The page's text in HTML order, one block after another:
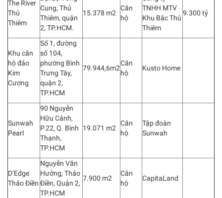
The River
Thủ
Thiêm
Cung, Thủ
Thiêm, quận
2, TP.HCM.
15.378 m2
Căn
hộ
TNHH MTV
Khu Bắc Thủ
Thiêm
9.300 tỷ
Khu căn
hộ đảo
Kim
Cương
Số 1, đường
số 104,
phường Bình
Trưng Tây,
quận 2,
TP.HCM
79.944,6m2
Căn
hộ
Kusto Home
Sunwah
Pearl
90 Nguyễn
Hữu Cảnh,
P.22, Q. Bình
Thạnh,
TP.HCM
19.071 m2
Căn
hộ
Tập đoàn
Sunwah
D’Edge
Thảo Điền
Nguyễn Văn
Hưởng, Thảo
Điền, Quận 2,
TP.HCM
7.900 m2
Căn
hộ
CapitaLand